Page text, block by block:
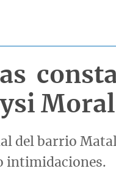
del barrio
intimidaciones.